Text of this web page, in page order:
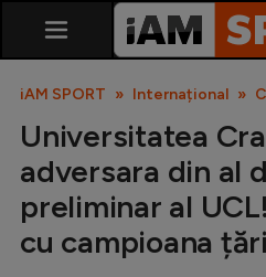
iAM SPORT Internațional
Universitatea
adversara din al
preliminar al
cu campioana